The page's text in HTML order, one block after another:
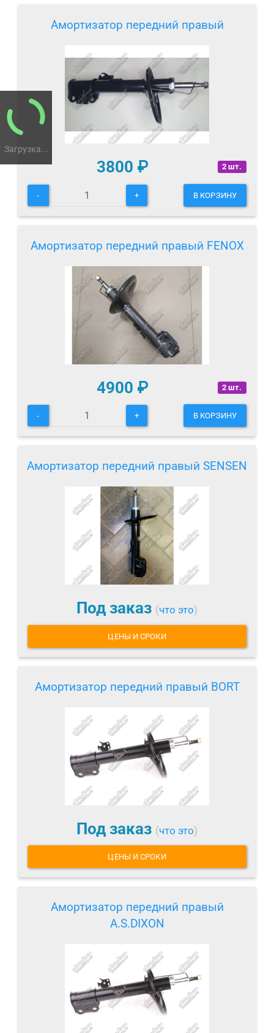
Загрузка...
Амортизатор передний правый
2 шт.
3800 ₽
- + В КОРЗИНУ
Амортизатор передний правый FENOX
2 шт.
4900 ₽
- + В КОРЗИНУ
Амортизатор передний правый SENSEN
Под заказ (что это)
ЦЕНЫ И СРОКИ
Амортизатор передний правый BORT
Под заказ (что это)
ЦЕНЫ И СРОКИ
Амортизатор передний правый
A.S.DIXON